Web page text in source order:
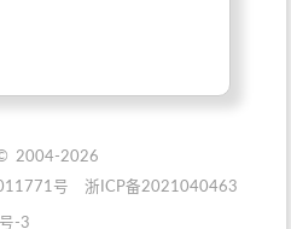
2004-2026
号 浙ICP备2021040463
号-3